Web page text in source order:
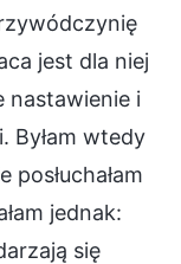
jest dla niej
nastawienie i
Byłam wtedy
posłuchałam
jednak:
się